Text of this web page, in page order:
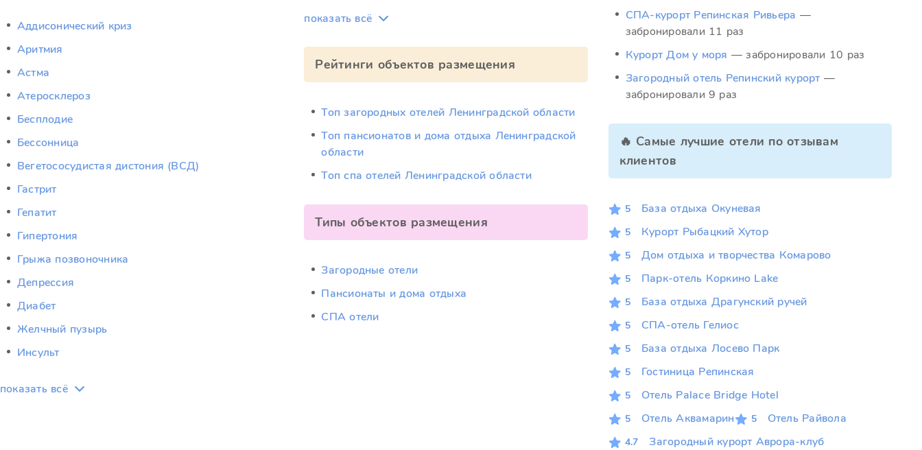
Аддисонический криз
Аритмия
Астма
Атеросклероз
Бесплодие
Бессонница
Вегетососудистая дистония (ВСД)
Гастрит
Гепатит
Гипертония
Грыжа позвоночника
Депрессия
Диабет
Желчный пузырь
Инсульт
показать всё
показать всё
Рейтинги объектов размещения
Топ загородных отелей Ленинградской области
Топ пансионатов и дома отдыха Ленинградской
области
Топ спа отелей Ленинградской области
Типы объектов размещения
Загородные отели
Пансионаты и дома отдыха
СПА отели
СПА-курорт Репинская Ривьера —
забронировали 11 раз
Курорт Дом у моря — забронировали 10 раз
Загородный отель Репинский курорт —
забронировали 9 раз
🔥 Самые лучшие отели по отзывам
клиентов
5 База отдыха Окуневая
5 Курорт Рыбацкий Хутор
5 Дом отдыха и творчества Комарово
5 Парк-отель Коркино Lake
5 База отдыха Драгунский ручей
5 СПА-отель Гелиос
5 База отдыха Лосево Парк
5 Гостиница Репинская
5 Отель Palace Bridge Hotel
5 Отель Аквамарин 5 Отель Райвола
4.7 Загородный курорт Аврора-клуб